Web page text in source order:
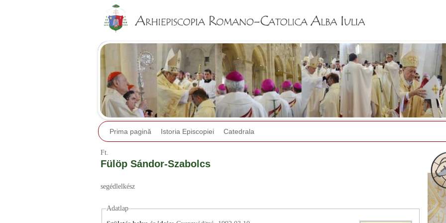
Prima pagină Istoria Episcopiei Catedrala
Ft.
Fülöp Sándor-Szabolcs
segédlelkész
Adatlap